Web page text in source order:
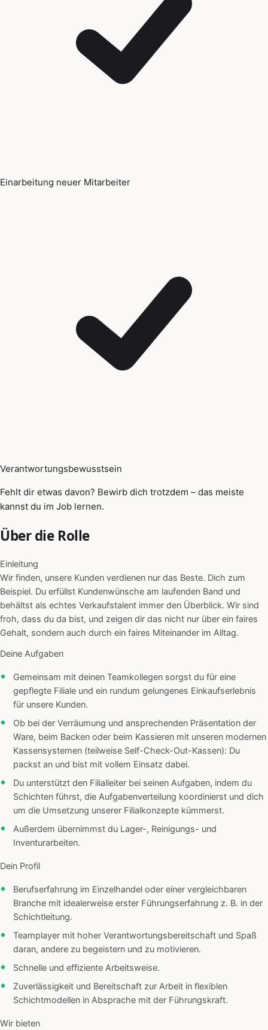
Einarbeitung neuer Mitarbeiter
Verantwortungsbewusstsein
Fehlt dir etwas davon? Bewirb dich trotzdem – das meiste
kannst du im Job lernen.
Über die Rolle
Einleitung
Wir finden, unsere Kunden verdienen nur das Beste. Dich zum
Beispiel. Du erfüllst Kundenwünsche am laufenden Band und
behältst als echtes Verkaufstalent immer den Überblick. Wir sind
froh, dass du da bist, und zeigen dir das nicht nur über ein faires
Gehalt, sondern auch durch ein faires Miteinander im Alltag.
Deine Aufgaben
Gemeinsam mit deinen Teamkollegen sorgst du für eine
gepflegte Filiale und ein rundum gelungenes Einkaufserlebnis
für unsere Kunden.
Ob bei der Verräumung und ansprechenden Präsentation der
Ware, beim Backen oder beim Kassieren mit unseren modernen
Kassensystemen (teilweise Self-Check-Out-Kassen): Du
packst an und bist mit vollem Einsatz dabei.
Du unterstützt den Filialleiter bei seinen Aufgaben, indem du
Schichten führst, die Aufgabenverteilung koordinierst und dich
um die Umsetzung unserer Filialkonzepte kümmerst.
Außerdem übernimmst du Lager-, Reinigungs- und
Inventurarbeiten.
Dein Profil
Berufserfahrung im Einzelhandel oder einer vergleichbaren
Branche mit idealerweise erster Führungserfahrung z. B. in der
Schichtleitung.
Teamplayer mit hoher Verantwortungsbereitschaft und Spaß
daran, andere zu begeistern und zu motivieren.
Schnelle und effiziente Arbeitsweise.
Zuverlässigkeit und Bereitschaft zur Arbeit in flexiblen
Schichtmodellen in Absprache mit der Führungskraft.
Wir bieten